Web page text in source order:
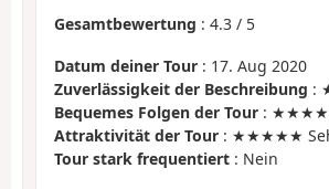
Gesamtbewertung : 4.3 / 5
Datum deiner Tour : 17. Aug 2020
Zuverlässigkeit der Beschreibung :
Bequemes Folgen der Tour :
Attraktivität der Tour : ★★★★★
Tour stark frequentiert : Nein